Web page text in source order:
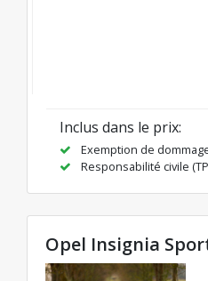
Inclus dans le prix:
Exemption de
Responsabilité civile
Opel Insignia